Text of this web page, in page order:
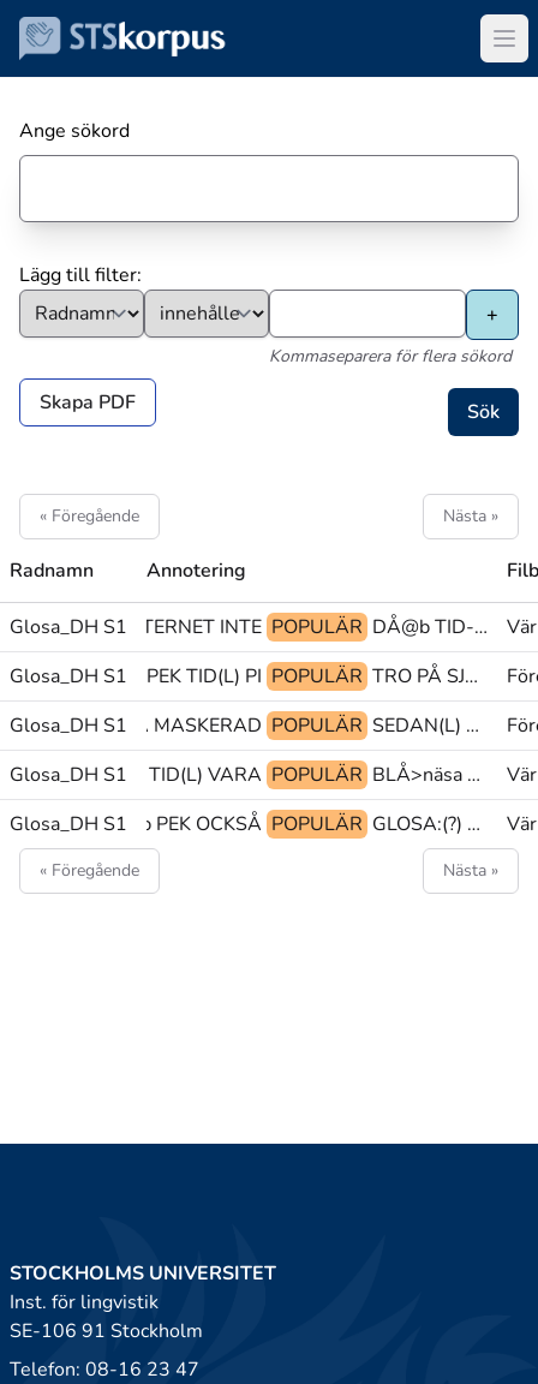
Ange sökord
Lägg till filter:
Kommaseparera för flera sökord
Skapa PDF
« Föregående Nästa »
Radnamn Annotering
Glosa_DH S1
glosa@& INTERNET INTE POPULÄR DÅ@b TID-BAKÅT PRO1
Glosa_DH S1
PEK TID(L) PI POPULÄR TRO PÅ SJUTTIO
Glosa_DH S1
TALET VARA MASKERAD POPULÄR SEDAN(L) MINSKA(4f) JA@ub
Glosa_DH S1PEK TID(L) VARA POPULÄR BLÅ>näsa TRÖJA MED
Glosa_DH S1
PEK OCKSÅ POPULÄR GLOSA:(?) TOKIG-I VILL
« Föregående Nästa »
STOCKHOLMS UNIVERSITET
Inst. för lingvistik
SE-106 91 Stockholm
Telefon: 08-16 23 47